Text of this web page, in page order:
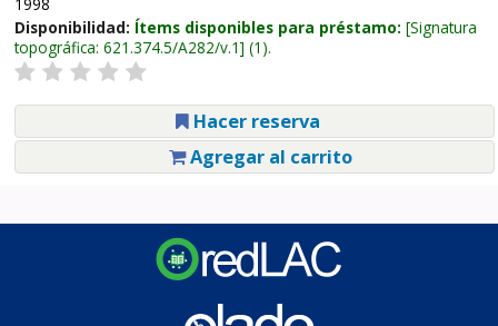
Disponibilidad: Ítems disponibles para préstamo: Signatura
topográfica: 621.374.5/A282/v.1 (1).
Hacer reserva
Agregar al carrito